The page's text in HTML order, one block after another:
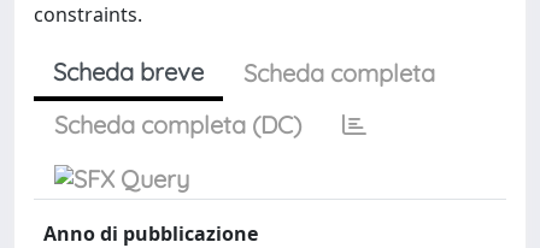
constraints.
Scheda breve
Scheda completa
Scheda completa (DC)
Anno di pubblicazione